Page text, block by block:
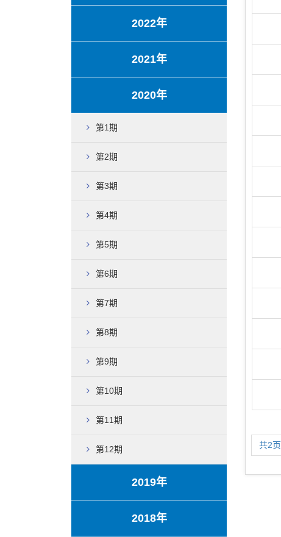
2022年
2021年
2020年
第1期
第2期
第3期
第4期
第5期
第6期
第7期
第8期
第9期
第10期
第11期
第12期
2019年
2018年
共2页